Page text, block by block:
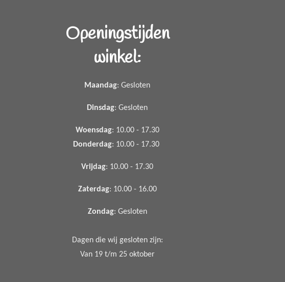
Openingstijden
winkel:
Maandag: Gesloten
Dinsdag: Gesloten
Woensdag: 10.00 - 17.30
Donderdag: 10.00 - 17.30
Vrijdag: 10.00 - 17.30
Zaterdag: 10.00 - 16.00
Zondag: Gesloten
Dagen die wij gesloten zijn:
Van 19 t/m 25 oktober